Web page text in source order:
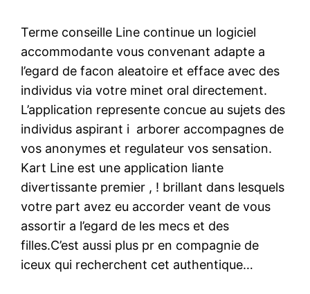
Terme conseille Line continue un logiciel
accommodante vous convenant adapte a
l’egard de facon aleatoire et efface avec des
individus via votre minet oral directement.
L’application represente concue au sujets des
individus aspirant i arborer accompagnes de
vos anonymes et regulateur vos sensation.
Kart Line est une application liante
divertissante premier , ! brillant dans lesquels
votre part avez eu accorder veant de vous
assortir a l’egard de les mecs et des
filles.C’est aussi plus pr en compagnie de
iceux qui recherchent cet authentique…